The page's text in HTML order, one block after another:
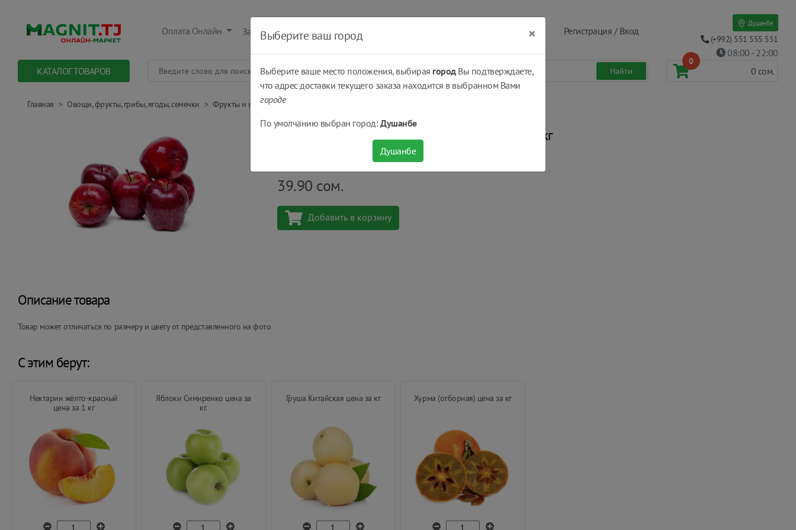
Оплата Онлайн Заказать Оплатить Получить Регистрация / Вход
Душанбе
(+992) 551 555 551
08:00 - 22:00
КАТАЛОГ ТОВАРОВ
0
0 сом.
Главная Овощи, фрукты, грибы, ягоды, семечки Фрукты и ягоды Яблоки Красные импортные отборные цена за 1 кг
Яблоки Красные импортные отборные цена за 1 кг
шт
39.90 сом.
Добавить в корзину
Описание товара
Товар может отличаться по размеру и цвету от представленного на фото
С этим берут:
Нектарин жёлто-красный
цена за 1 кг
Яблоки Симиренко цена за
кг.
Груша Китайская цена за кг Хурма (отборная) цена за кг
Выберите ваш город ×
Выберите ваше место положения, выбирая городВы подтверждаете,
что адрес доставки текущего заказа находится в выбранном Вами
городе
По умолчанию выбран город:Душанбе
Душанбе